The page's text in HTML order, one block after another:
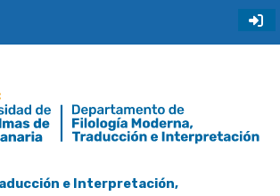
e Interpretación,